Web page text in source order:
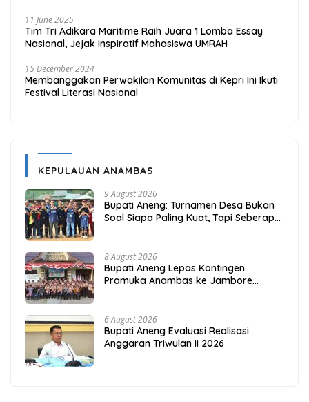
11 June 2025
Tim Tri Adikara Maritime Raih Juara 1 Lomba Essay
Nasional, Jejak Inspiratif Mahasiswa UMRAH
15 December 2024
Membanggakan Perwakilan Komunitas di Kepri Ini Ikuti
Festival Literasi Nasional
KEPULAUAN ANAMBAS
9 August 2026
Bupati Aneng: Turnamen Desa Bukan
Soal Siapa Paling Kuat, Tapi Seberapa
8 August 2026
Bupati Aneng Lepas Kontingen
Pramuka Anambas ke Jambore
6 August 2026
Bupati Aneng Evaluasi Realisasi
Anggaran Triwulan II 2026